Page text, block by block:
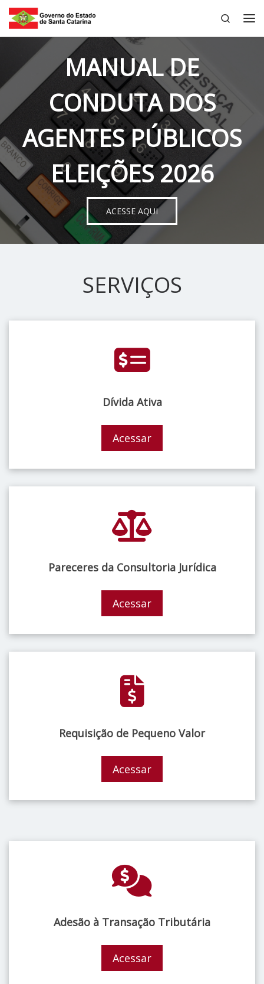
Skip to content
Search
MANUAL DE
CONDUTA DOS
AGENTES PÚBLICOS
ELEIÇÕES 2026
ACESSE AQUI
SERVIÇOS
Dívida Ativa
Acessar
Pareceres da Consultoria Jurídica
Acessar
Requisição de Pequeno Valor
Acessar
Adesão à Transação Tributária
Acessar